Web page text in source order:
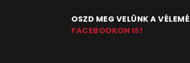
OSZD MEG VELÜNK A
FACEBOOKON IS!